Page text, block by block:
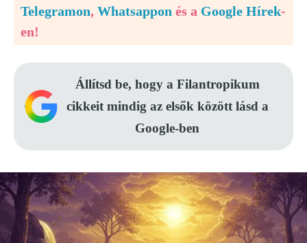
Telegramon, Whatsappon és a Google Hírek-
en!
Állítsd be, hogy a Filantropikum
cikkeit mindig az elsők között lásd a
Google-ben